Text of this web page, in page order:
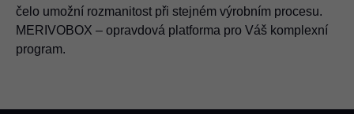
čelo umožní rozmanitost při stejném výrobním procesu.
MERIVOBOX – opravdová platforma pro Váš komplexní
program.